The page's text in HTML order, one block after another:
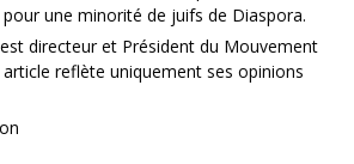
une minorité de juifs de Diaspora.
est directeur et Président du Mouvement
reflète uniquement ses opinions